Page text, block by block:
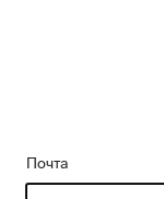
Почта